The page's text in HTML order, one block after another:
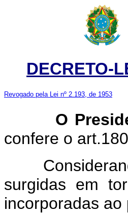
DECRETO-
Revogado pela Lei nº 2.193, de 1953
O
confere o
surgidas em
incorporadas